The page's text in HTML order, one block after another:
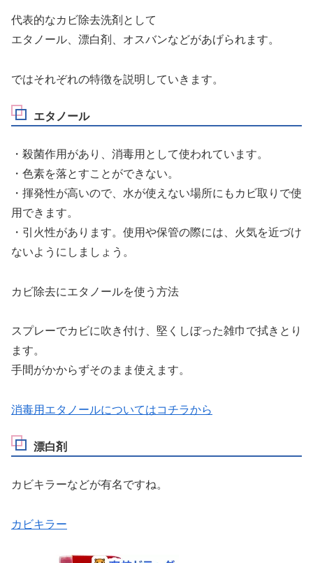
代表的なカビ除去洗剤として
エタノール、漂白剤、オスバンなどがあげられます。
ではそれぞれの特徴を説明していきます。
エタノール
・殺菌作用があり、消毒用として使われています。
・色素を落とすことができない。
・揮発性が高いので、水が使えない場所にもカビ取りで使
用できます。
・引火性があります。使用や保管の際には、火気を近づけ
ないようにしましょう。
カビ除去にエタノールを使う方法
スプレーでカビに吹き付け、堅くしぼった雑巾で拭きとり
ます。
手間がかからずそのまま使えます。
消毒用エタノールについてはコチラから
漂白剤
カビキラーなどが有名ですね。
カビキラー